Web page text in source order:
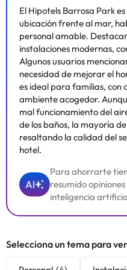
El Hipotels Barrosa Park
ubicación frente al mar,
personal amable.
instalaciones modernas,
Algunos usuarios
necesidad de mejorar el
es ideal para familias, con
ambiente acogedor.
mal funcionamiento del
de los baños, la mayoría
resaltando la calidad del
hotel.
AI
Para ahorrarte
resumido
inteligencia
Selecciona un tema para